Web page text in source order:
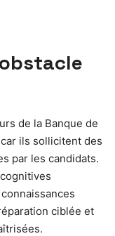
de la Banque de
ils sollicitent des
par les candidats.
ciblée et